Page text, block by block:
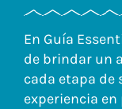
En Guía
de brindar un
cada etapa de
experiencia